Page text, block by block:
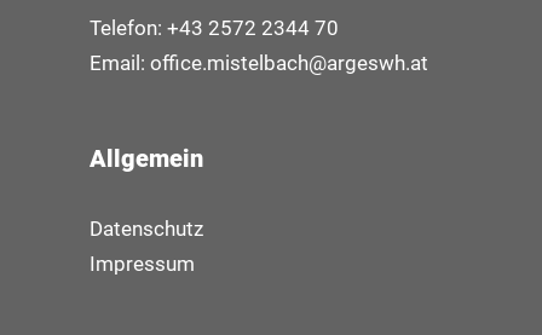
Telefon: +43 2572 2344 70
Email: office.mistelbach@argeswh.at
Allgemein
Datenschutz
Impressum